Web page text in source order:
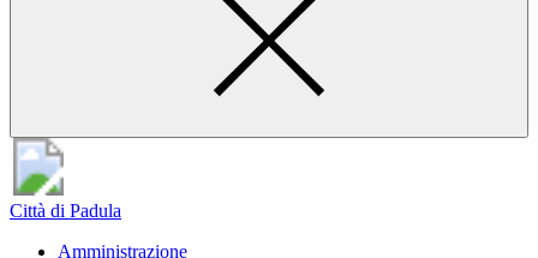
Città di Padula
Amministrazione